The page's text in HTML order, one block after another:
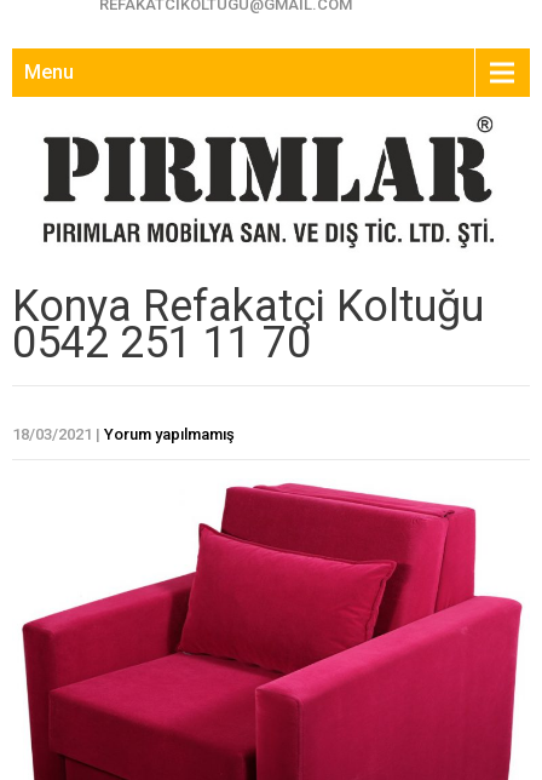
REFAKATCIKOLTUGU@GMAIL.COM
Menu
Konya Refakatçi Koltuğu
0542 251 11 70
18/03/2021 | Yorum yapılmamış